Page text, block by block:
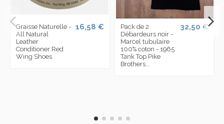
Graisse Naturelle -
All Natural
Leather
Conditioner Red
Wing Shoes
16,58 €
Pack de 2
Débardeurs noir -
Marcel tubulaire
100% coton - 1965
Tank Top Pike
Brothers...
32,50 €